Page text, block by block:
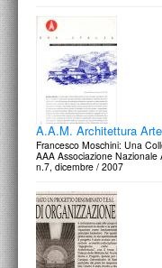
A.A.M. Architettura
Francesco Moschini: Una
AAA Associazione
n.7, dicembre / 2007